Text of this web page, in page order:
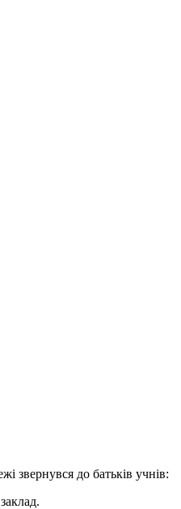
звернувся до батьків учнів: